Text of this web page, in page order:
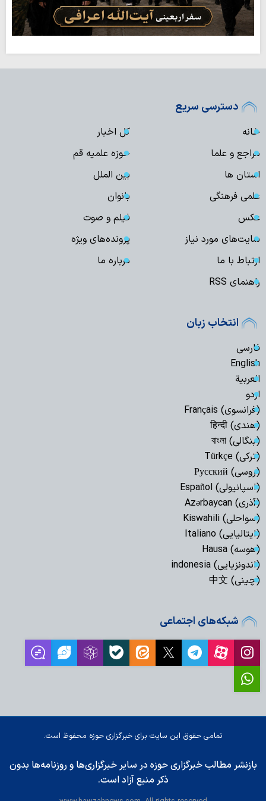
دسترسی سریع
خانه
کل اخبار
مراجع و علما
حوزه علمیه قم
استان ها
بین الملل
علمی فرهنگی
بانوان
عکس
فیلم و صوت
سایت‌های مورد نیاز
پرونده‌های ویژه
ارتباط با ما
درباره ما
راهنمای RSS
انتخاب زبان
فارسی
English
العربیة
اردو
(فرانسوی) Français
(هندی) हिन्दी
(بنگالی) বাংলা
(ترکی) Türkçe
(روسی) Русский
(اسپانیولی) Español
(آذری) Azərbaycan
(سواحلی) Kiswahili
(ایتالیایی) Italiano
(هوسه) Hausa
(اندونزیایی) indonesia
(چینی) 中文
شبکه‌های اجتماعی
تمامی حقوق این سایت برای خبرگزاری حوزه محفوظ است.
بازنشر مطالب خبرگزاری حوزه در سایر خبرگزاری‌ها و روزنامه‌ها بدون
ذکر منبع آزاد است.